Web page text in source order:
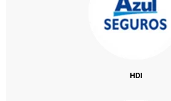
HDI